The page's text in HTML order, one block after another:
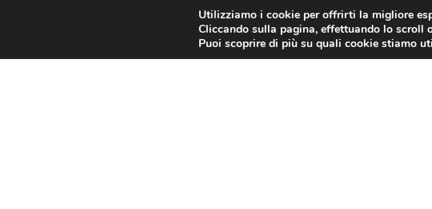
Utilizziamo i cookie per offrirti la migliore
Cliccando sulla pagina, effettuando lo scroll
Puoi scoprire di più su quali cookie stiamo